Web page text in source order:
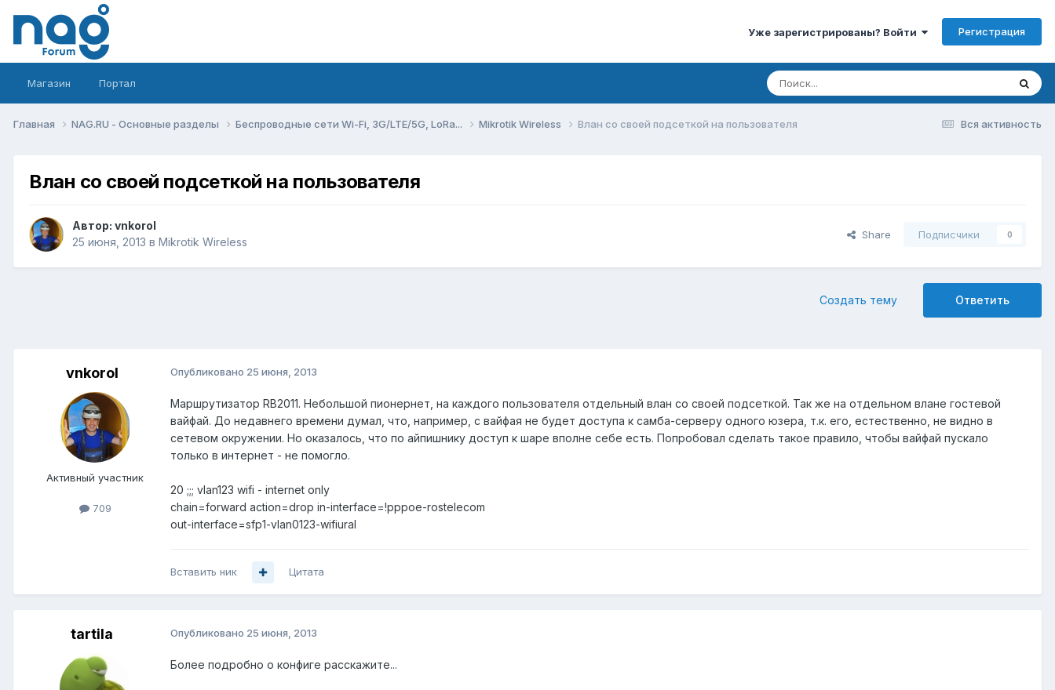
Уже зарегистрированы? Войти Регистрация
Магазин Портал
Вся активность
Главная NAG.RU - Основные разделы Беспроводные сети Wi-Fi, 3G/LTE/5G, LoRa... Mikrotik Wireless Влан со своей подсеткой на пользователя
Влан со своей подсеткой на пользователя
Автор: vnkorol
25 июня, 2013 в Mikrotik Wireless
Share Подписчики 0
Ответить
Создать тему
vnkorol
Активный участник
709
Опубликовано 25 июня, 2013
Маршрутизатор RB2011. Небольшой пионернет, на каждого пользователя отдельный влан со своей подсеткой. Так же на отдельном влане гостевой
вайфай. До недавнего времени думал, что, например, с вайфая не будет доступа к самба-серверу одного юзера, т.к. его, естественно, не видно в
сетевом окружении. Но оказалось, что по айпишнику доступ к шаре вполне себе есть. Попробовал сделать такое правило, чтобы вайфай пускало
только в интернет - не помогло.
20 ;;; vlan123 wifi - internet only
chain=forward action=drop in-interface=!pppoe-rostelecom
out-interface=sfp1-vlan0123-wifiural
Вставить ник Цитата
tartila Опубликовано 25 июня, 2013
Более подробно о конфиге расскажите...